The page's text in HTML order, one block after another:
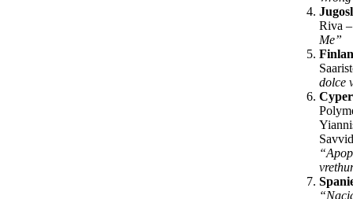
Riva
Me”
dolce